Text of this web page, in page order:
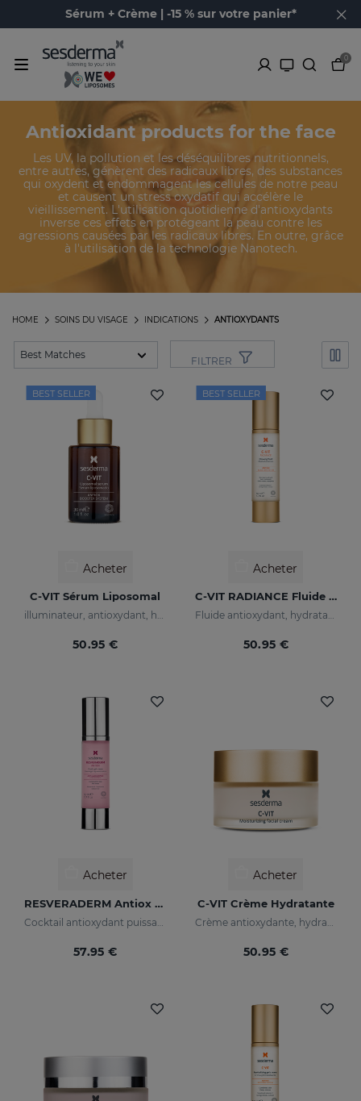
Sérum + Crème | -15 % sur votre panier*
0
Antioxidant products for the face
Les UV, la pollution et les déséquilibres nutritionnels,
entre autres, génèrent des radicaux libres, des substances
qui oxydent et endommagent les cellules de notre peau
et causent un stress oxydatif qui accélère le
vieillissement. L'utilisation quotidienne d'antioxydants
inverse ces effets en protégeant la peau contre les
agressions causées par les radicaux libres. En outre, grâce
à l'utilisation de la technologie Nanotech.
ANTIOXYDANTS
INDICATIONS
SOINS DU VISAGE
HOME
FILTRER
BEST SELLER
Acheter
C-VIT Sérum Liposomal
illuminateur, antioxydant, hydratant et anti-rides
50.95 €
BEST SELLER
Acheter
C-VIT RADIANCE Fluide Lumineux
Fluide antioxydant, hydratant, anti-rides et illuminateur
50.95 €
Acheter
RESVERADERM Antiox Concentré Anti-Âge
57.95 €
Acheter
C-VIT Crème Hydratante
50.95 €